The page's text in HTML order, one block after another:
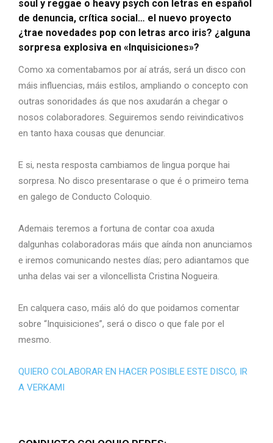
soul y reggae o heavy psych con letras en español
de denuncia, crítica social… el nuevo proyecto
¿trae novedades pop con letras arco iris? ¿alguna
sorpresa explosiva en «Inquisiciones»?
Como xa comentabamos por aí atrás, será un disco con
máis influencias, máis estilos, ampliando o concepto con
outras sonoridades ás que nos axudarán a chegar o
nosos colaboradores. Seguiremos sendo reivindicativos
en tanto haxa cousas que denunciar.
E si, nesta resposta cambiamos de lingua porque hai
sorpresa. No disco presentarase o que é o primeiro tema
en galego de Conducto Coloquio.
Ademais teremos a fortuna de contar coa axuda
dalgunhas colaboradoras máis que aínda non anunciamos
e iremos comunicando nestes días; pero adiantamos que
unha delas vai ser a viloncellista Cristina Nogueira.
En calquera caso, máis aló do que poidamos comentar
sobre “Inquisiciones”, será o disco o que fale por el
mesmo.
QUIERO COLABORAR EN HACER POSIBLE ESTE DISCO, IR
A VERKAMI